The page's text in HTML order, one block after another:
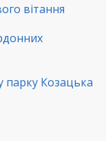
вітання
парку Козацька